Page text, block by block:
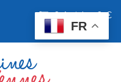
0 Article 0 €
FR